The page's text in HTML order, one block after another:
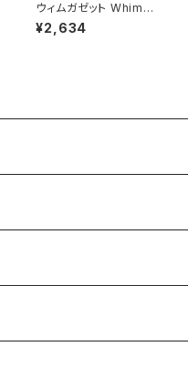
ウィムガゼット Whim G
azette スカート ロン
グ フレア 無地 レーヨン
¥2,634